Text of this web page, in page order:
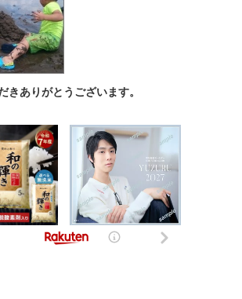
きありがとうございます。